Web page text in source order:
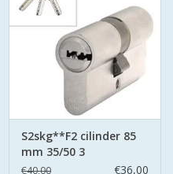
S2skg**F2 cilinder 85
mm 35/50 3
keersleutels
€40,00 €36,00